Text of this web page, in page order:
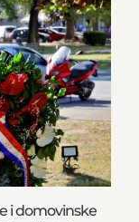
i domovinske